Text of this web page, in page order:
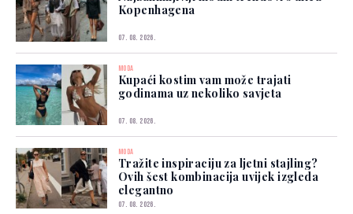
Kopenhagena
07. 08. 2026.
MODA
Kupaći kostim vam može trajati
godinama uz nekoliko savjeta
07. 08. 2026.
MODA
Tražite inspiraciju za ljetni stajling?
Ovih šest kombinacija uvijek izgleda
elegantno
07. 08. 2026.